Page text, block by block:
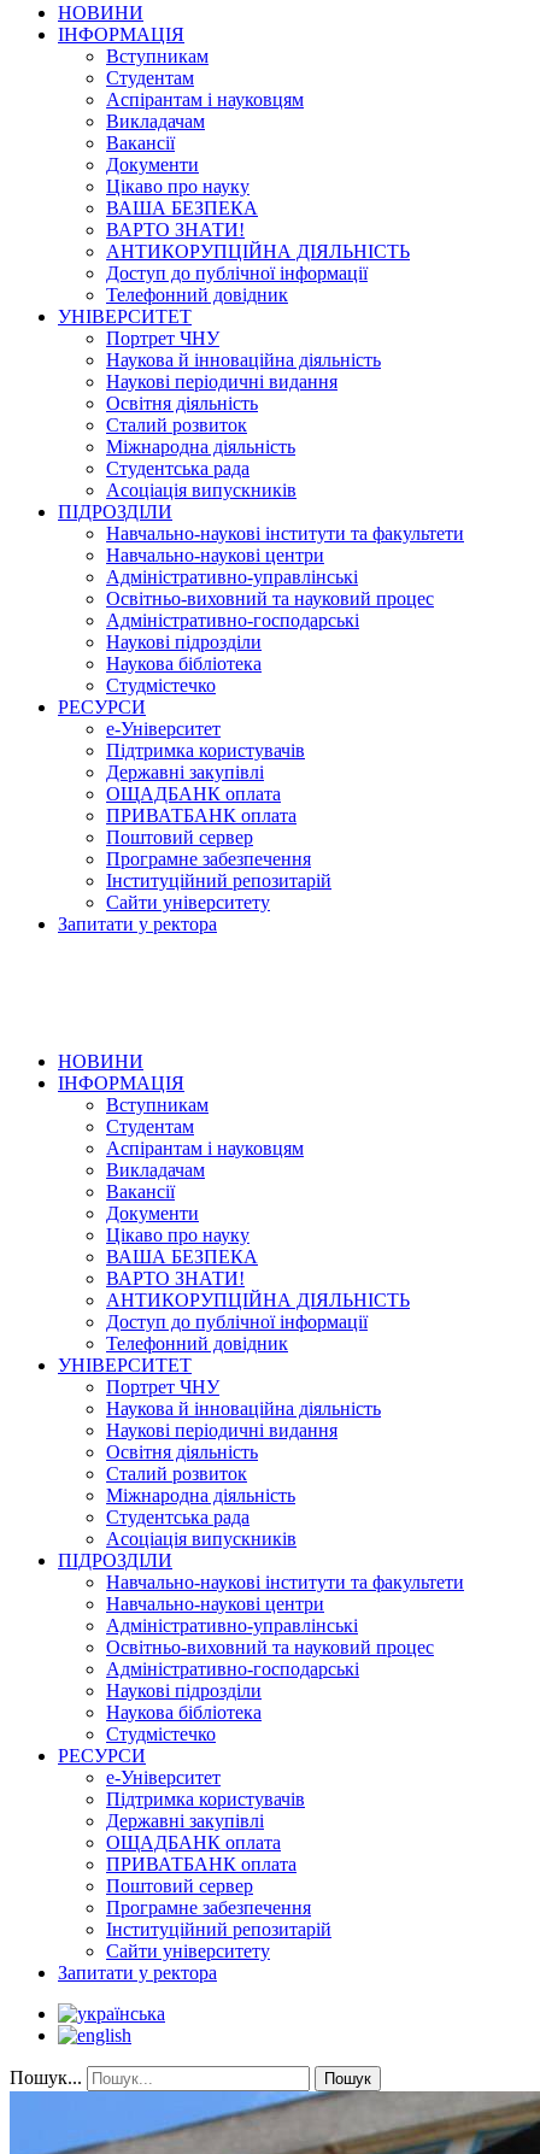
НОВИНИ
ІНФОРМАЦІЯ
Вступникам
Студентам
Аспірантам і науковцям
Викладачам
Вакансії
Документи
Цікаво про науку
ВАША БЕЗПЕКА
ВАРТО ЗНАТИ!
АНТИКОРУПЦІЙНА ДІЯЛЬНІСТЬ
Доступ до публічної інформації
Телефонний довідник
УНІВЕРСИТЕТ
Портрет ЧНУ
Наукова й інноваційна діяльність
Наукові періодичні видання
Освітня діяльність
Сталий розвиток
Міжнародна діяльність
Студентська рада
Асоціація випускників
ПІДРОЗДІЛИ
Навчально-наукові інститути та факультети
Навчально-наукові центри
Адміністративно-управлінські
Освітньо-виховний та науковий процес
Адміністративно-господарські
Наукові підрозділи
Наукова бібліотека
Студмістечко
РЕСУРСИ
е-Університет
Підтримка користувачів
Державні закупівлі
ОЩАДБАНК оплата
ПРИВАТБАНК оплата
Поштовий сервер
Програмне забезпечення
Інституційний репозитарій
Сайти університету
Запитати у ректора
НОВИНИ
ІНФОРМАЦІЯ
Вступникам
Студентам
Аспірантам і науковцям
Викладачам
Вакансії
Документи
Цікаво про науку
ВАША БЕЗПЕКА
ВАРТО ЗНАТИ!
АНТИКОРУПЦІЙНА ДІЯЛЬНІСТЬ
Доступ до публічної інформації
Телефонний довідник
УНІВЕРСИТЕТ
Портрет ЧНУ
Наукова й інноваційна діяльність
Наукові періодичні видання
Освітня діяльність
Сталий розвиток
Міжнародна діяльність
Студентська рада
Асоціація випускників
ПІДРОЗДІЛИ
Навчально-наукові інститути та факультети
Навчально-наукові центри
Адміністративно-управлінські
Освітньо-виховний та науковий процес
Адміністративно-господарські
Наукові підрозділи
Наукова бібліотека
Студмістечко
РЕСУРСИ
е-Університет
Підтримка користувачів
Державні закупівлі
ОЩАДБАНК оплата
ПРИВАТБАНК оплата
Поштовий сервер
Програмне забезпечення
Інституційний репозитарій
Сайти університету
Запитати у ректора
Пошук... Пошук